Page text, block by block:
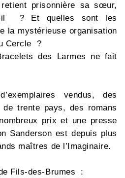
retient prisonnière sa sœur,
t-il ? Et quelles sont les
la mystérieuse organisation
Cercle ?
des Larmes ne fait
vendus, des
trente pays, des romans
prix et une presse
Sanderson est depuis plus
maîtres de l’Imaginaire.
Fils-des-Brumes :